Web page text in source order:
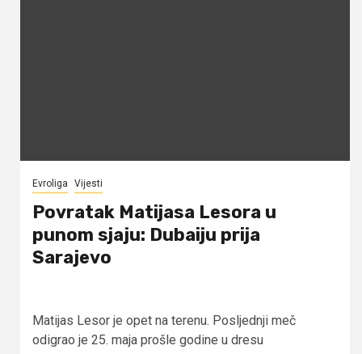
Evroliga Vijesti
Povratak Matijasa Lesora u
punom sjaju: Dubaiju prija
Sarajevo
Matijas Lesor je opet na terenu. Posljednji meč
odigrao je 25. maja prošle godine u dresu